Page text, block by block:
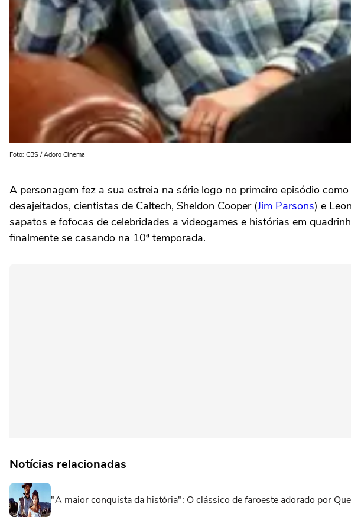
Foto: CBS / Adoro Cinema
A personagem fez a sua estreia na série logo no primeiro episódio
desajeitados, cientistas de Caltech, Sheldon Cooper (Jim Parsons) e
sapatos e fofocas de celebridades a videogames e histórias em
finalmente se casando na 10ª temporada.
Notícias relacionadas
"A maior conquista da história": O clássico de faroeste adorado por